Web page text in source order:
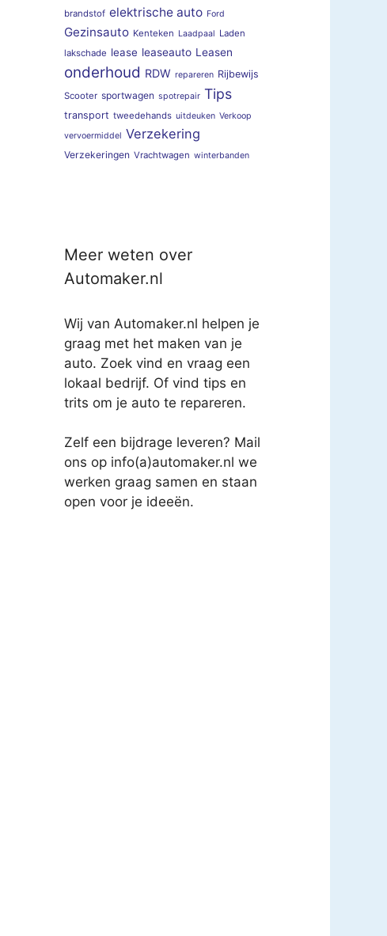
brandstof elektrische auto Ford
Gezinsauto Kenteken Laadpaal Laden
lakschade lease leaseauto Leasen
onderhoud RDW repareren Rijbewijs
Scooter sportwagen spotrepair Tips
transport tweedehands uitdeuken Verkoop
vervoermiddel Verzekering
Verzekeringen Vrachtwagen winterbanden
Meer weten over
Automaker.nl
Wij van Automaker.nl helpen je
graag met het maken van je
auto. Zoek vind en vraag een
lokaal bedrijf. Of vind tips en
trits om je auto te repareren.
Zelf een bijdrage leveren? Mail
ons op info(a)automaker.nl we
werken graag samen en staan
open voor je ideeën.